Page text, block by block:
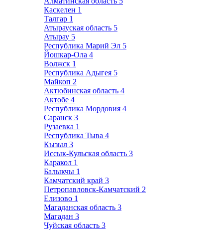
Каскелен 1
Талгар 1
Атырауская область 5
Атырау 5
Республика Марий Эл 5
Йошкар-Ола 4
Волжск 1
Республика Адыгея 5
Майкоп 2
Актюбинская область 4
Актобе 4
Республика Мордовия 4
Саранск 3
Рузаевка 1
Республика Тыва 4
Кызыл 3
Иссык-Кульская область 3
Каракол 1
Балыкчы 1
Камчатский край 3
Петропавловск-Камчатский 2
Елизово 1
Магаданская область 3
Магадан 3
Чуйская область 3